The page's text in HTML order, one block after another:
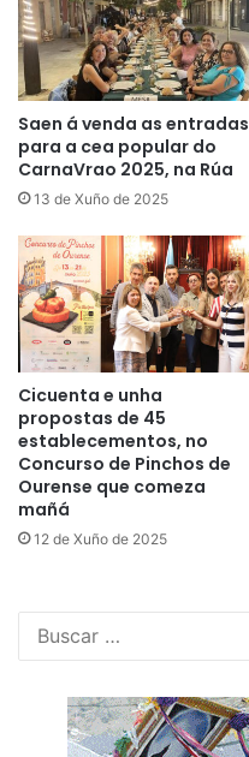
Saen á venda as entradas
para a cea popular do
CarnaVrao 2025, na Rúa
13 de Xuño de 2025
Cicuenta e unha
propostas de 45
establecementos, no
Concurso de Pinchos de
Ourense que comeza
mañá
12 de Xuño de 2025